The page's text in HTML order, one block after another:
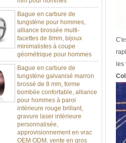
Bague en carbure de
tungstène pour hommes,
alliance brossée multi-
facettes de 8mm, bijoux
minimalistes à coupe
géométrique pour hommes
Bague en carbure de
tungstène galvanisé marron
brossé de 8 mm, forme
bombée confortable, alliance
pour hommes à paroi
intérieure rouge brillant,
gravure laser intérieure
personnalisée,
approvisionnement en vrac
OEM ODM, vente en gros
d'usine